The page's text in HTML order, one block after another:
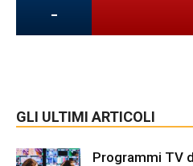
-
GLI ULTIMI ARTICOLI
Programmi TV